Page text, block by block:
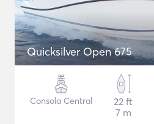
Quicksilver Open 675
Consola Central
22 ft
7 m